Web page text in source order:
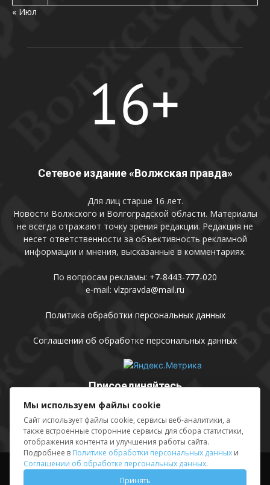
« Июл
Сетевое издание «Волжская правда»
Для лиц старше 16 лет.
Новости Волжского и Волгоградской области. Материалы
не всегда отражают точку зрения редакции. Редакция не
несет ответственности за объективность рекламной
информации и мнения, высказанные в комментариях.
По вопросам рекламы: +7-8443-777-020
e-mail: vlzpravda@mail.ru
Политика обработки персональных данных
Соглашении об обработке персональных данных
Присоединяйтесь
Выходные данные Sing in
Мы используем файлы cookie
Сайт использует файлы cookie, сервисы веб-аналитики, а
также встроенные сторонние сервисы для сбора статистики,
отображения контента и улучшения работы сайта.
Подробнее в Политике обработки персональных данных и
Соглашении об обработке персональных данных.
Принять